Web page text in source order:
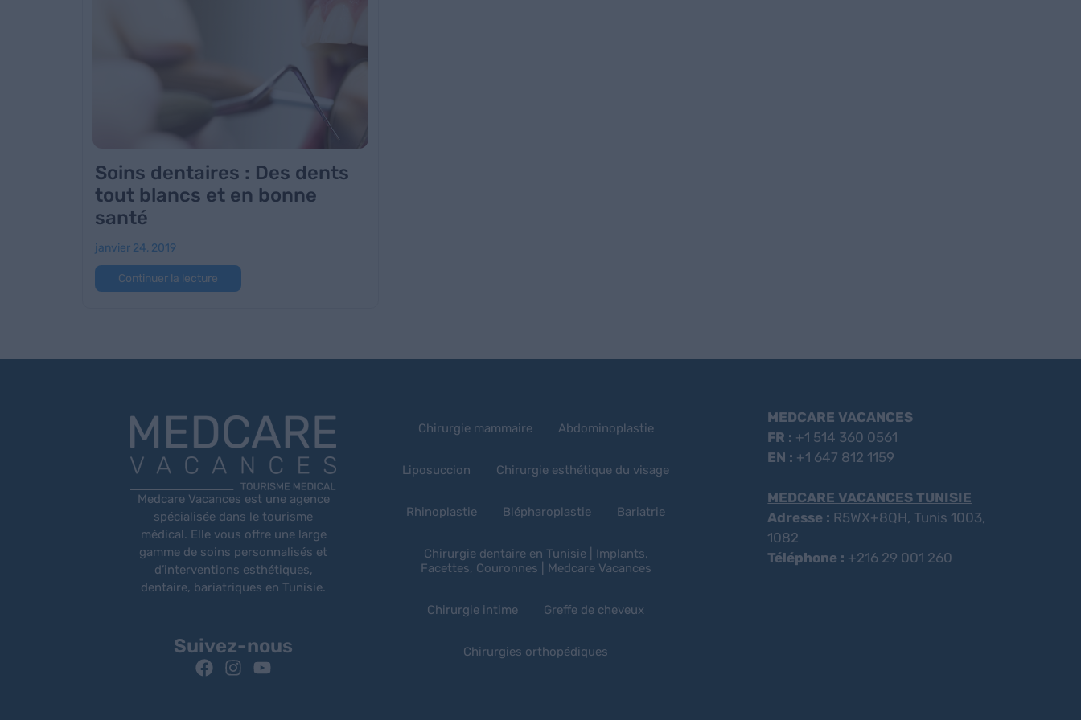
Soins dentaires : Des dents
tout blancs et en bonne
santé
janvier 24, 2019
Continuer la lecture
Medcare Vacances est une agence
spécialisée dans le tourisme
médical. Elle vous offre une large
gamme de soins personnalisés et
d’interventions esthétiques,
dentaire, bariatriques en Tunisie.
Suivez-nous
Chirurgie mammaire Abdominoplastie
Liposuccion Chirurgie esthétique du visage
Rhinoplastie Blépharoplastie Bariatrie
Chirurgie dentaire en Tunisie | Implants,
Facettes, Couronnes | Medcare Vacances
Chirurgie intime Greffe de cheveux
Chirurgies orthopédiques
MEDCARE VACANCES
FR : +1 514 360 0561
EN : +1 647 812 1159
MEDCARE VACANCES TUNISIE
Adresse : R5WX+8QH, Tunis 1003,
1082
Téléphone : +216 29 001 260